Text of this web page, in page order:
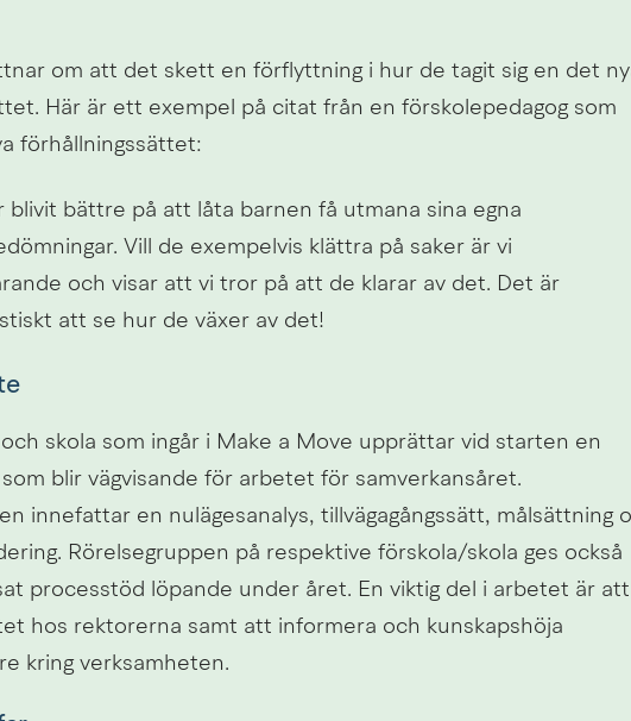
om att det skett en förflyttning i hur de tagit sig en det
Här är ett exempel på citat från en förskolepedagog som
förhållningssättet:
blivit bättre på att låta barnen få utmana sina egna
Vill de exempelvis klättra på saker är vi
och visar att vi tror på att de klarar av det. Det är
att se hur de växer av det!
skola som ingår i Make a Move upprättar vid starten en
blir vägvisande för arbetet för samverkansåret.
innefattar en nulägesanalys, tillvägagångssätt, målsättning
Rörelsegruppen på respektive förskola/skola ges också
processtöd löpande under året. En viktig del i arbetet är att
hos rektorerna samt att informera och kunskapshöja
kring verksamheten.